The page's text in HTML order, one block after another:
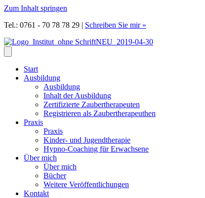
Zum Inhalt springen
Tel.: 0761 - 70 78 78 29 | Schreiben Sie mir »
Start
Ausbildung
Ausbildung
Inhalt der Ausbildung
Zertifizierte Zaubertherapeuten
Registrieren als Zaubertherapeuthen
Praxis
Praxis
Kinder- und Jugendtherapie
Hypno-Coaching für Erwachsene
Über mich
Über mich
Bücher
Weitere Veröffentlichungen
Kontakt